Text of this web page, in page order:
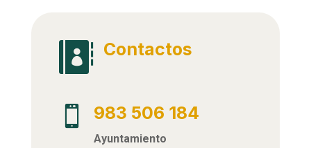
 Contactos
 983 506 184
Ayuntamiento